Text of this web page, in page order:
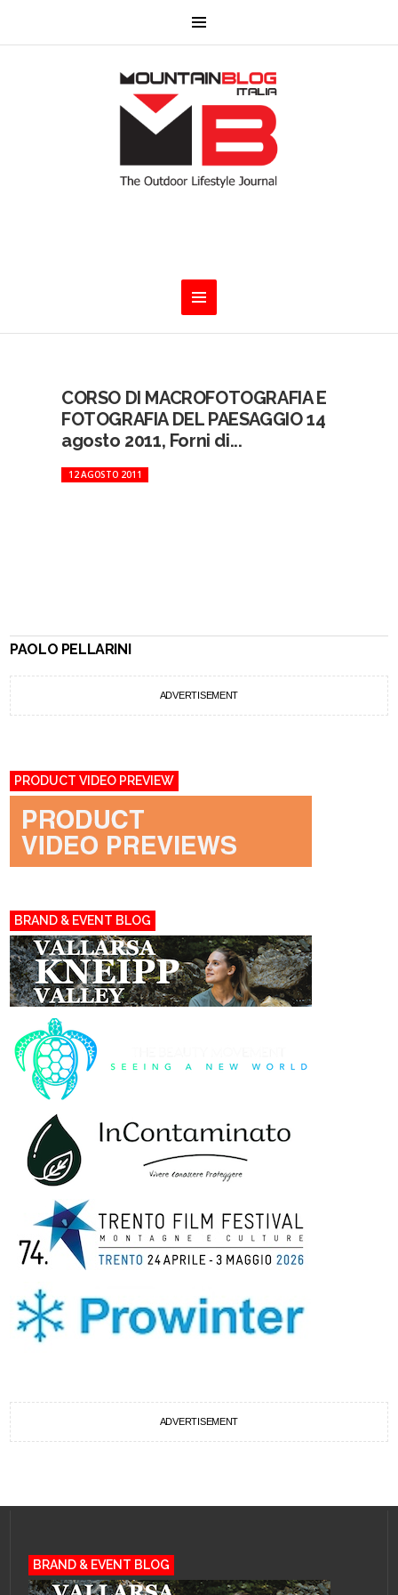
CORSO DI MACROFOTOGRAFIA E
FOTOGRAFIA DEL PAESAGGIO 14
agosto 2011, Forni di...
12 AGOSTO 2011
PAOLO PELLARINI
ADVERTISEMENT
PRODUCT VIDEO PREVIEW
BRAND & EVENT BLOG
ADVERTISEMENT
BRAND & EVENT BLOG